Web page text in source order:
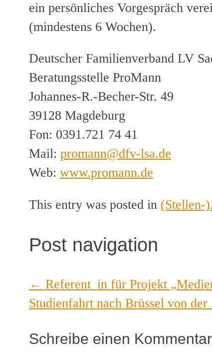
ein persönliches Vorgespräch
(mindestens 6 Wochen).
Deutscher Familienverband LV
Beratungsstelle ProMann
Johannes-R.-Becher-Str. 49
39128 Magdeburg
Fon: 0391.721 74 41
Mail: promann@dfv-lsa.de
Web: www.promann.de
This entry was posted in (Stellen-
Post navigation
← Referent_in für Projekt
Studienfahrt nach Brüssel von
Schreibe einen Kommentar